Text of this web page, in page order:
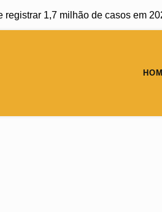
1,7 milhão de casos em 2027 |